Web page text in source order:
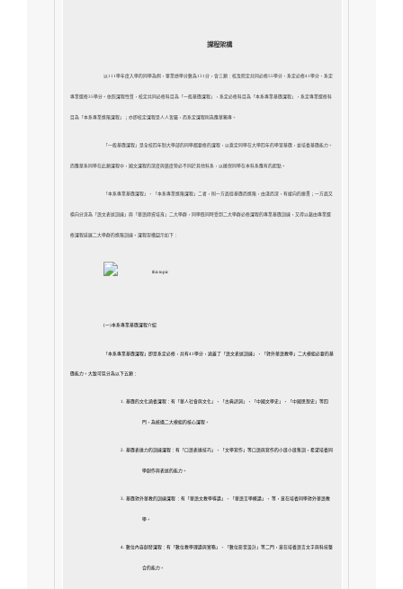
課程架構
以111學年度入學的同學為例，畢業總學分數為131分，含三類：校及院定共同必修55學分、系定必修41學分、系定
專業選修35學分。依照課程性質，校定共同必修科目為「一般基礎課程」，系定必修科目為「本系專業基礎課程」，系定專業選修科
目為「本系專業進階課程」；亦即校定課程是人人皆屬，而系定課程則為應華獨專。
「一般基礎課程」是全校四年制大學部的同學都要修的課程，以奠定同學在大學四年的學習基礎，並培養基礎能力。
而應華系同學在此類課程中，國文課程的深度與廣度勢必不同於其他科系，以確保同學在本科系應有的起點。
「本系專業基礎課程」、「本系專業進階課程」二者，則一方面從基礎而進階，由淺而深，有縱向的連貫；一方面又
橫向分流為「語文表述訓練」與「華語師資培育」二大學群，同學既同時受到二大學群必修課程的專業基礎訓練，又得以藉由專業選
修課程延展二大學群的進階訓練。課程架構圖示如下：
(一)本系專業基礎課程介紹
「本系專業基礎課程」即是系定必修，共有41學分，涵蓋了 「語文表述訓練」、「對外華語教學」二大模組必要的基
礎能力。大致可區分為以下五類：
1. 基礎的文化涵養課程：有「華人社會與文化」、「古典詩詞」、「中國文學史」、「中國思想史」等四
門，為統攝二大模組的核心課程。
2. 基礎表達力的訓練課程：有「口語表達技巧」、「文學寫作」等口語與寫作的小班小班集訓，希望培養同
學創作與表述的能力。
3. 基礎對外華教的訓練課程 ：有「華語文教學導論」、「華語言學概論」、 等，意在培養同學對外華語教
學。
4. 數位內容創發課程：有「數位教學理論與實務」、「數位影音設計」等二門，意在培養語言文字與科技整
合的能力。